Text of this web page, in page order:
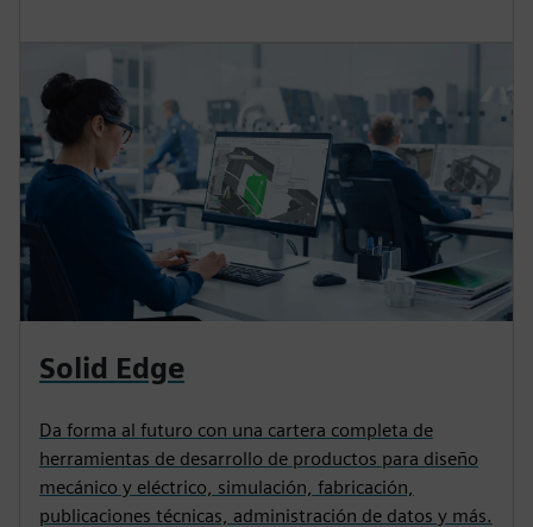
Solid Edge
Da forma al futuro con una cartera completa de
herramientas de desarrollo de productos para diseño
mecánico y eléctrico, simulación, fabricación,
publicaciones técnicas, administración de datos y más.